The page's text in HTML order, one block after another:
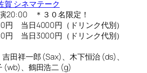
賀 シネマテーク
20:00 ＊３０名限定！
円 当日4000円（ドリンク代別）
円 当日3000円（ドリンク代別）
田祥一郎 (Sax)、木下恒治 (ds)、
(wb)、鶴田浩二 (g)